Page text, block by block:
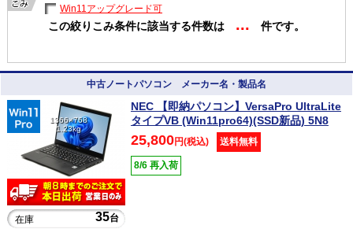
Win11アップグレード可
この絞りこみ条件に該当する件数は ... 件です。
中古ノートパソコン メーカー名・製品名
1366×768
1.23kg
在庫 35台
NEC 【即納パソコン】VersaPro UltraLite
タイプVB (Win11pro64)(SSD新品) 5N8
25,800円(税込) 送料無料
8/6 再入荷